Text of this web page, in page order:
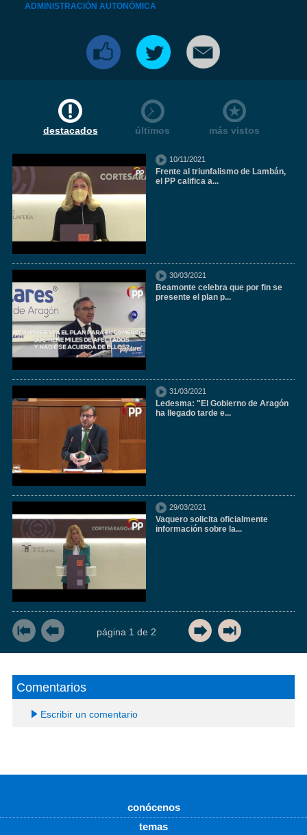
ADMINISTRACIÓN AUTONÓMICA
destacados últimos más vistos
10/11/2021
Frente al triunfalismo de Lambán,
el PP califica a...
30/03/2021
Beamonte celebra que por fin se
presente el plan p...
31/03/2021
Ledesma: "El Gobierno de Aragón
ha llegado tarde e...
29/03/2021
Vaquero solicita oficialmente
información sobre la...
página 1 de2
Comentarios
Escribir un comentario
conócenos
temas